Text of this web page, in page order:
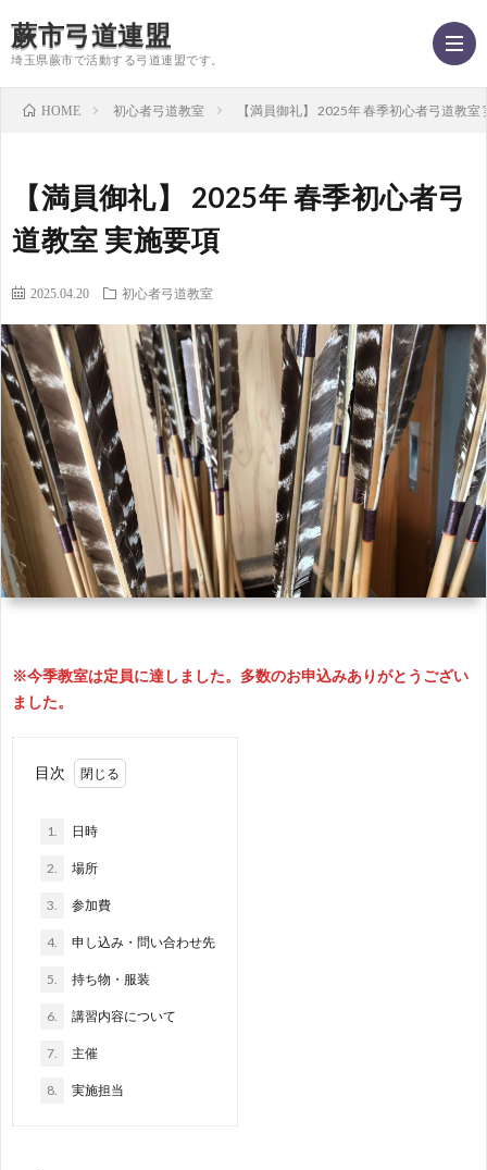
蕨市弓道連盟
埼玉県蕨市で活動する弓道連盟です。
覧
び
機
ま
つ
心
者
弓
道
ア
ク
セ
ス
リ
ン
ク
お
問
各
HOME 初心者弓道教室 【満員御礼】 2025年 春季初心者弓道教室
【満員御礼】 2025年 春季初心者弓
道教室 実施要項
2025.04.20 初心者弓道教室
※今季教室は定員に達しました。多数のお申込みありがとうござい
ました。
目次
1. 日時
2. 場所
3. 参加費
4. 申し込み・問い合わせ先
5. 持ち物・服装
6. 講習内容について
7. 主催
8. 実施担当